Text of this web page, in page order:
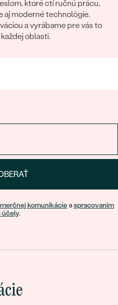
ktoré ctí ručnú prácu,
aj moderné technológie.
a vyrábame pre vás to
oblasti.
komunikácieaspracovaním
účely.